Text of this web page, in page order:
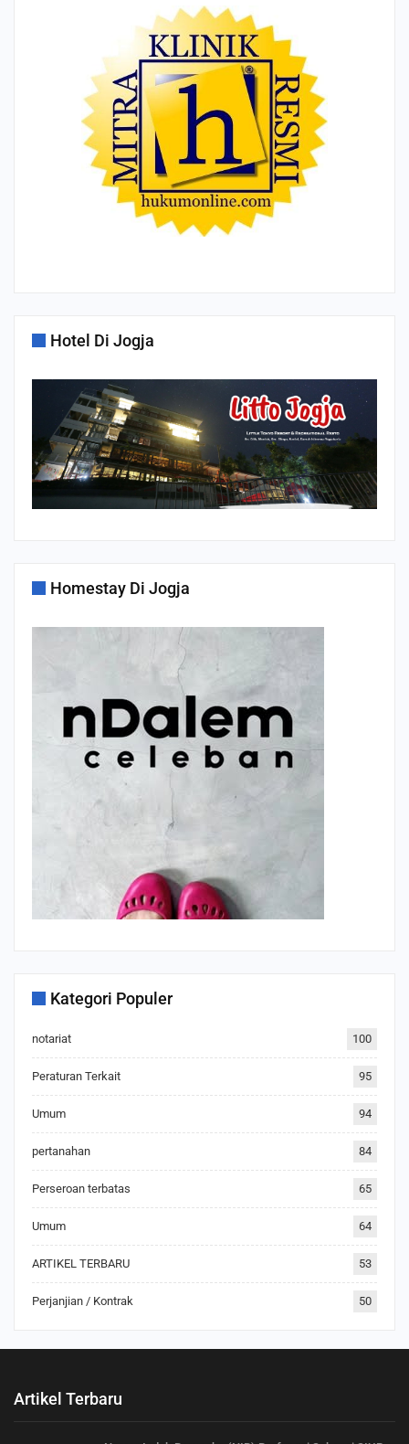
Hotel Di Jogja
Homestay Di Jogja
Kategori Populer
notariat 100
Peraturan Terkait 95
Umum 94
pertanahan 84
Perseroan terbatas 65
Umum 64
ARTIKEL TERBARU 53
Perjanjian / Kontrak 50
Artikel Terbaru